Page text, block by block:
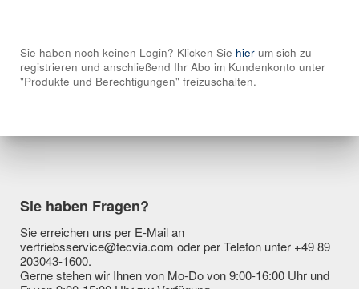
Sie haben noch keinen Login? Klicken Sie hier um sich zu
registrieren und anschließend Ihr Abo im Kundenkonto unter
"Produkte und Berechtigungen" freizuschalten.
Sie haben Fragen?
Sie erreichen uns per E-Mail an
vertriebsservice@tecvia.com oder per Telefon unter +49 89
203043-1600.
Gerne stehen wir Ihnen von Mo-Do von 9:00-16:00 Uhr und